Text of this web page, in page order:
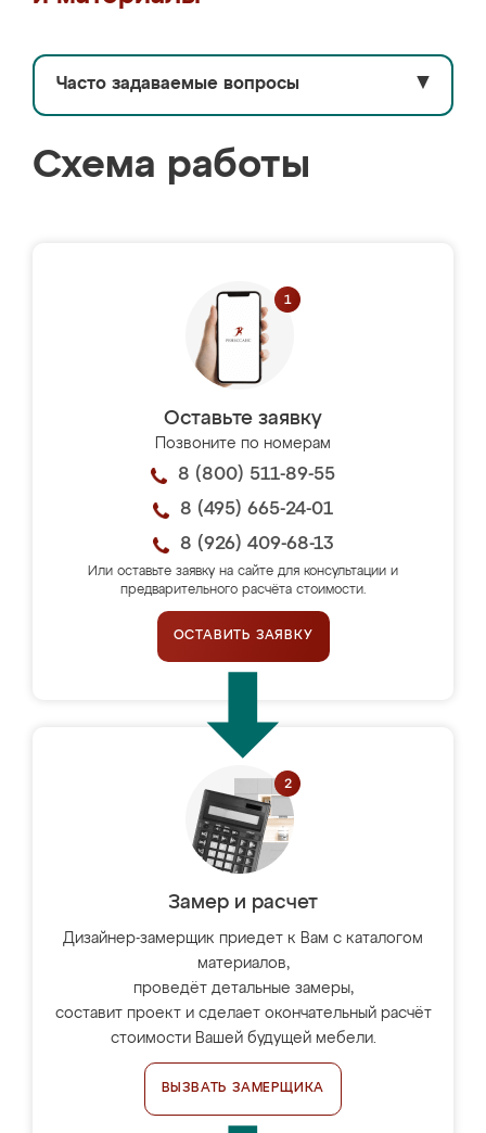
Часто задаваемые вопросы ▼
Схема работы
Оставьте заявку
Позвоните по номерам
8 (800) 511-89-55
8 (495) 665-24-01
8 (926) 409-68-13
Или оставьте заявку на сайте для консультации и
предварительного расчёта стоимости.
ОСТАВИТЬ ЗАЯВКУ
Замер и расчет
Дизайнер-замерщик приедет к Вам с каталогом
материалов,
проведёт детальные замеры,
составит проект и сделает окончательный расчёт
стоимости Вашей будущей мебели.
ВЫЗВАТЬ ЗАМЕРЩИКА